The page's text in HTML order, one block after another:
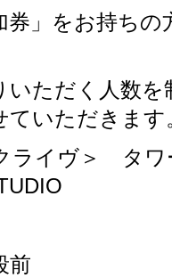
」をお持ちの
ただく人数を
ていただきま
ライヴ＞ タワ
前